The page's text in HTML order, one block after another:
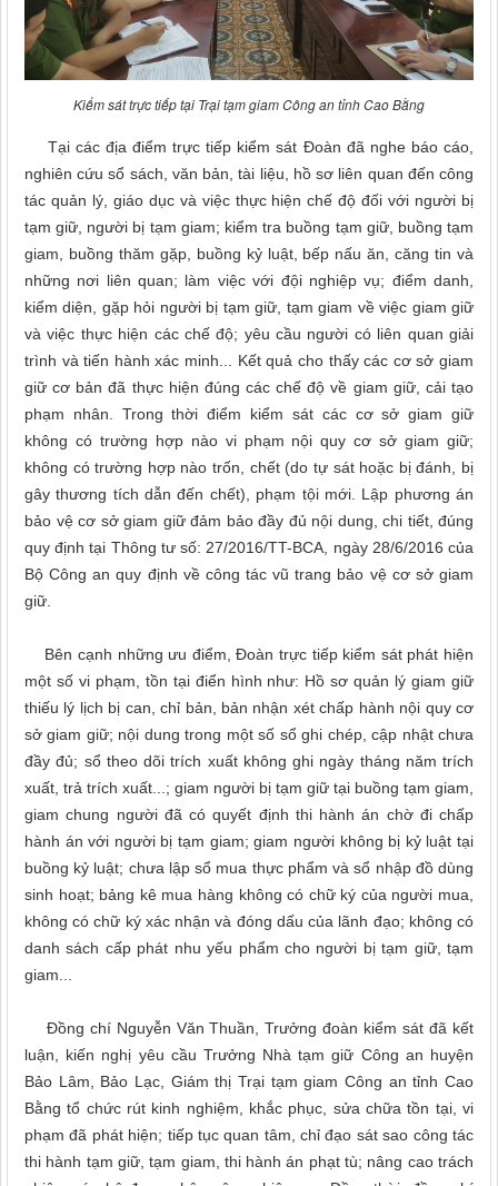
Kiểm sát trực tiếp tại Trại tạm giam Công an tỉnh Cao Bằng
Tại các địa điểm trực tiếp kiểm sát Đoàn đã nghe báo cáo,
nghiên cứu sổ sách, văn bản, tài liệu, hồ sơ liên quan đến công
tác quản lý, giáo dục và việc thực hiện chế độ đối với người bị
tạm giữ, người bị tạm giam; kiểm tra buồng tạm giữ, buồng tạm
giam, buồng thăm gặp, buồng kỷ luật, bếp nấu ăn, căng tin và
những nơi liên quan; làm việc với đội nghiệp vụ; điểm danh,
kiểm diện, gặp hỏi người bị tạm giữ, tạm giam về việc giam giữ
và việc thực hiện các chế độ; yêu cầu người có liên quan giải
trình và tiến hành xác minh... Kết quả cho thấy các cơ sở giam
giữ cơ bản đã thực hiện đúng các chế độ về giam giữ, cải tạo
phạm nhân. Trong thời điểm kiểm sát các cơ sở giam giữ
không có trường hợp nào vi phạm nội quy cơ sở giam giữ;
không có trường hợp nào trốn, chết (do tự sát hoặc bị đánh, bị
gây thương tích dẫn đến chết), phạm tội mới. Lập phương án
bảo vệ cơ sở giam giữ đảm bảo đầy đủ nội dung, chi tiết, đúng
quy định tại Thông tư số: 27/2016/TT-BCA, ngày 28/6/2016 của
Bộ Công an quy định về công tác vũ trang bảo vệ cơ sở giam
giữ.
Bên cạnh những ưu điểm, Đoàn trực tiếp kiểm sát phát hiện
một số vi phạm, tồn tại điển hình như: Hồ sơ quản lý giam giữ
thiếu lý lịch bị can, chỉ bản, bản nhận xét chấp hành nội quy cơ
sở giam giữ; nội dung trong một số sổ ghi chép, cập nhật chưa
đầy đủ; sổ theo dõi trích xuất không ghi ngày tháng năm trích
xuất, trả trích xuất...; giam người bị tạm giữ tại buồng tạm giam,
giam chung người đã có quyết định thi hành án chờ đi chấp
hành án với người bị tạm giam; giam người không bị kỷ luật tại
buồng kỷ luật; chưa lập sổ mua thực phẩm và sổ nhập đồ dùng
sinh hoạt; bảng kê mua hàng không có chữ ký của người mua,
không có chữ ký xác nhận và đóng dấu của lãnh đạo; không có
danh sách cấp phát nhu yếu phẩm cho người bị tạm giữ, tạm
giam...
Đồng chí Nguyễn Văn Thuần, Trưởng đoàn kiểm sát đã kết
luận, kiến nghị yêu cầu Trưởng Nhà tạm giữ Công an huyện
Bảo Lâm, Bảo Lạc, Giám thị Trại tạm giam Công an tỉnh Cao
Bằng tổ chức rút kinh nghiệm, khắc phục, sửa chữa tồn tại, vi
phạm đã phát hiện; tiếp tục quan tâm, chỉ đạo sát sao công tác
thi hành tạm giữ, tạm giam, thi hành án phạt tù; nâng cao trách